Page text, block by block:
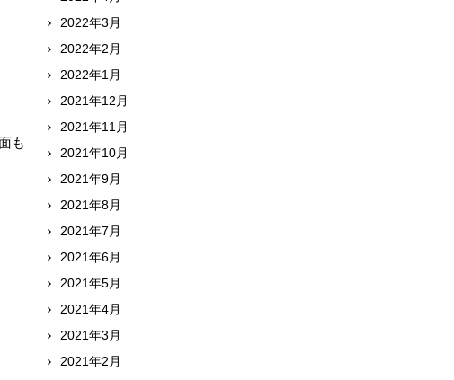
も
2022年3月
2022年2月
2022年1月
2021年12月
2021年11月
2021年10月
2021年9月
2021年8月
2021年7月
2021年6月
2021年5月
2021年4月
2021年3月
2021年2月